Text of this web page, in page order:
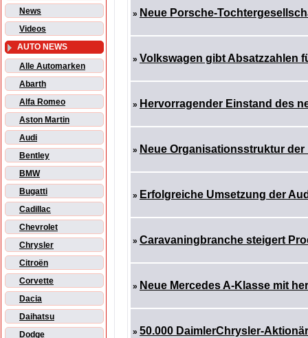
News
Videos
AUTO NEWS
Alle Automarken
Abarth
Alfa Romeo
Aston Martin
Audi
Bentley
BMW
Bugatti
Cadillac
Chevrolet
Chrysler
Citroën
Corvette
Dacia
Daihatsu
Dodge
» Neue Porsche-
» Volkswagen gibt Absatzzahlen
» Hervorragender Einstand des
» Neue Organisationsstruktur der
» Erfolgreiche Umsetzung der
» Caravaningbranche steigert
» Neue Mercedes A-Klasse mit
» 50.000 DaimlerChrysler-